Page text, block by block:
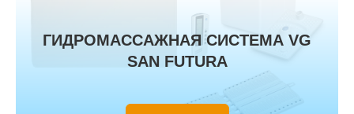
ГИДРОМАССАЖНАЯ СИСТЕМА VG
SAN FUTURA